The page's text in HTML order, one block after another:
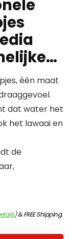
één maat
dat water het
het lawaai en
de
)&FREE Shipping.